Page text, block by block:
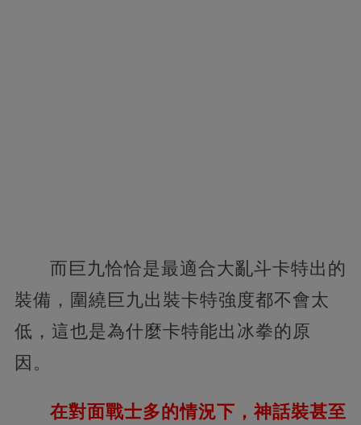
而巨九恰恰是最適合大亂斗卡特出的
裝備，圍繞巨九出裝卡特強度都不會太
低，這也是為什麼卡特能出冰拳的原
因。
在對面戰士多的情況下，神話裝甚至